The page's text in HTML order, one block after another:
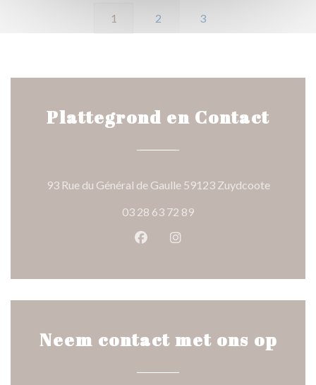
1 2 3
Plattegrond en Contact
93 Rue du Général de Gaulle 59123 Zuydcoote((opent
03 28 63 72 89
Facebook ((opent in een nieuw
Instagram ((opent in een
Neem contact met ons op